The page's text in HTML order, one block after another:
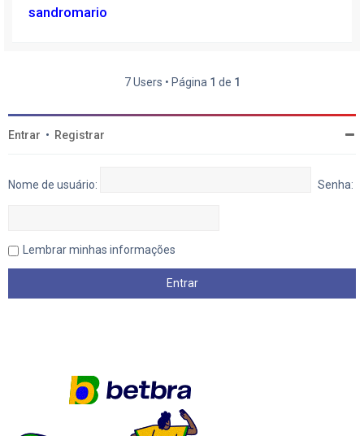
sandromario
7 Users • Página 1 de 1
Entrar • Registrar
Nome de usuário: Senha:
Lembrar minhas informações